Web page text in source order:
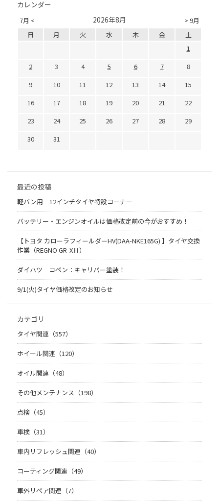
カレンダー
7月 < > 9月
2026年8月
日 月 火 水 木 金
土
1
2
3 4 5 6 7
8
9
10 11 12 13 14
15
16
17 18 19 20 21
22
23
24 25 26 27 28
29
30
31
最近の投稿
軽バン用 12インチタイヤ特設コーナー
バッテリー・エンジンオイルは価格改定前の今がおすすめ！
【トヨタ カローラフィールダーHV(DAA-NKE165G) 】タイヤ交換
作業（REGNO GR-XⅢ）
ダイハツ コペン：キャリパー塗装！
9/1(火)タイヤ価格改定のお知らせ
カテゴリ
タイヤ関連（557）
ホイール関連（120）
オイル関連（48）
その他メンテナンス（198）
点検（45）
車検（31）
車内リフレッシュ関連（40）
コーティング関連（49）
車外リペア関連（7）